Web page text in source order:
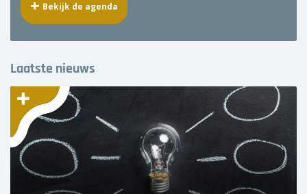
Bekijk de agenda
Laatste nieuws